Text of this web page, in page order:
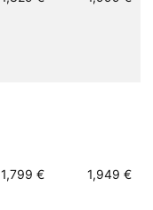
1,799 € 1,949 €